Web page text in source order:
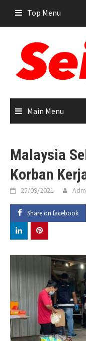
content
Top Menu
Main Menu
Malaysia
Korban
25/09/2021
Share on facebook